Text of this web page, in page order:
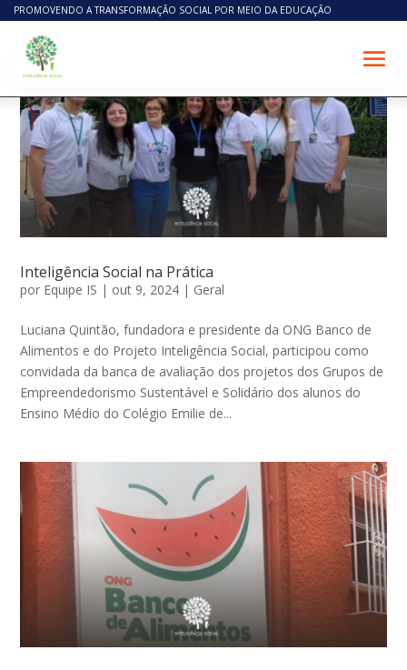
PROMOVENDO A TRANSFORMAÇÃO SOCIAL POR MEIO DA EDUCAÇÃO
Inteligência Social na Prática
por Equipe IS | out 9, 2024 | Geral
Luciana Quintão, fundadora e presidente da ONG Banco de
Alimentos e do Projeto Inteligência Social, participou como
convidada da banca de avaliação dos projetos dos Grupos de
Empreendedorismo Sustentável e Solidário dos alunos do
Ensino Médio do Colégio Emilie de...